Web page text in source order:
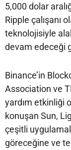
5,000 dolar
Ripple çalışanı
teknolojisiyle
devam edeceği
Binance’in
Association ve
yardım etkinliği
konuşan Sun,
çeşitli
göreceğine ve